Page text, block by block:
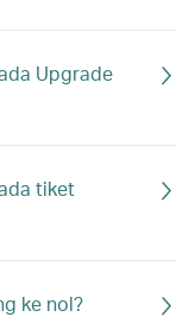
Upgrade
tiket
ke nol?